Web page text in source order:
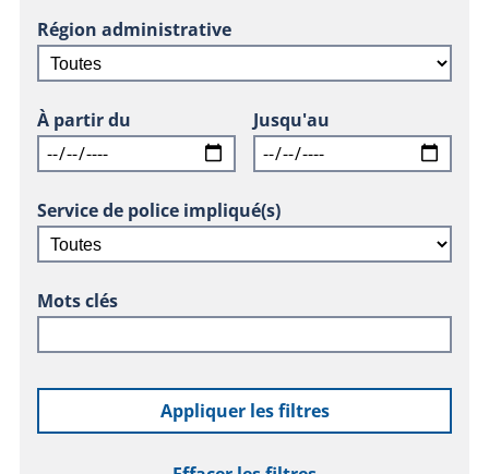
Région administrative
À partir du Jusqu'au
Service de police impliqué(s)
Mots clés
Appliquer les filtres